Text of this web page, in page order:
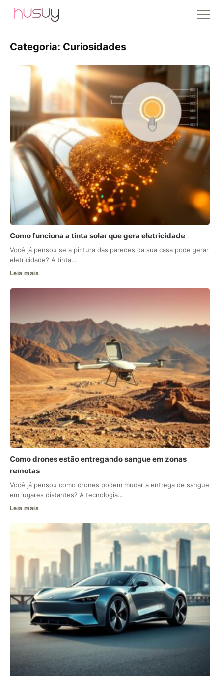
Categoria: Curiosidades
Como funciona a tinta solar que gera eletricidade
Você já pensou se a pintura das paredes da sua casa pode gerar
eletricidade? A tinta…
Leia mais
Como drones estão entregando sangue em zonas
remotas
Você já pensou como drones podem mudar a entrega de sangue
em lugares distantes? A tecnologia…
Leia mais